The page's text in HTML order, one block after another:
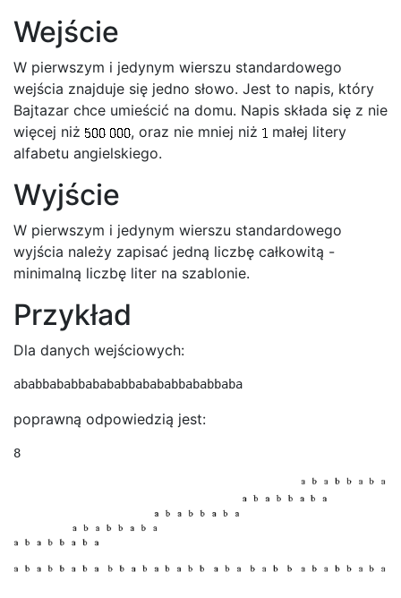
Wejście
W pierwszym i jedynym wierszu standardowego
wejścia znajduje się jedno słowo. Jest to napis, który
Bajtazar chce umieścić na domu. Napis składa się z nie
więcej niż
, oraz nie mniej niż
małej litery
alfabetu angielskiego.
Wyjście
W pierwszym i jedynym wierszu standardowego
wyjścia należy zapisać jedną liczbę całkowitą -
minimalną liczbę liter na szablonie.
Przykład
Dla danych wejściowych:
ababbababbabababbabababbababbaba
poprawną odpowiedzią jest:
8